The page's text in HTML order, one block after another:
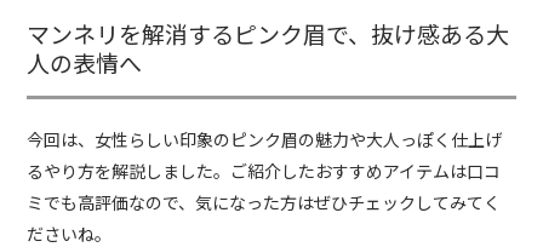
マンネリを解消するピンク眉で、抜け感ある大
人の表情へ
今回は、女性らしい印象のピンク眉の魅力や大人っぽく仕上げ
るやり方を解説しました。ご紹介したおすすめアイテムは口コ
ミでも高評価なので、気になった方はぜひチェックしてみてく
ださいね。